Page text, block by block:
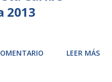
2013
LEER MÁS